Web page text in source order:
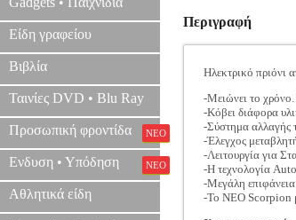
Είδη γραφείου
Βιβλία
Ταινίες DVD • Blu Ray
Προσωπική φροντίδα ΝΕΟ
Ενδυση • Υπόδηση ΝΕΟ
Αθλητικά είδη
Περιγραφή
Ηλεκτρικό πριόνι
-Μειώνει το
-Κόβει διάφορα
-Σύστημα αλλαγής
-Έλεγχος
-Λειτουργία για
-Η τεχνολογία
-Μεγάλη
-Το ΝΕΟ Scorpion